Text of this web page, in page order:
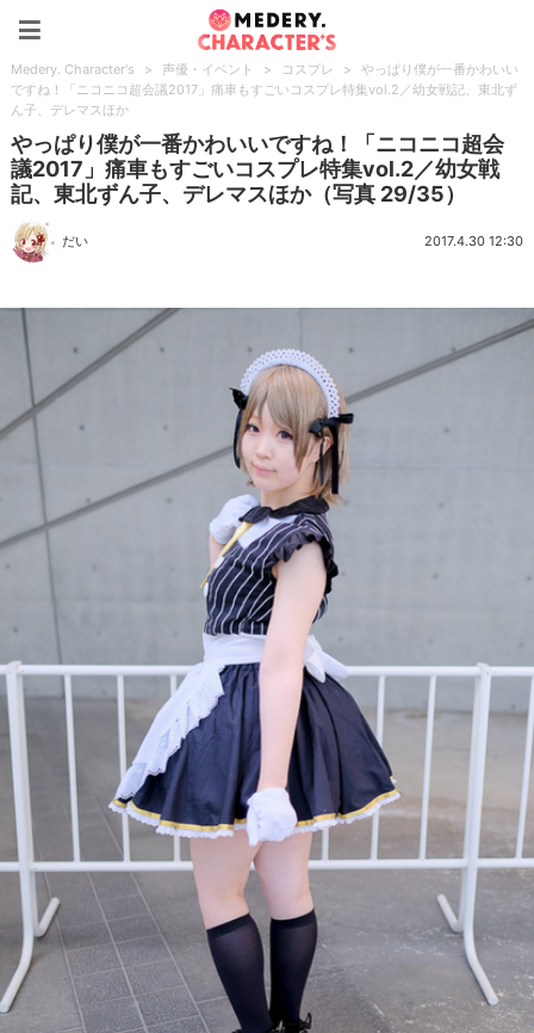
Medery. Character's > 声優・イベント > コスプレ >
やっぱり僕が一番かわいい
ですね！「ニコニコ超会議2017」痛車もすごいコスプレ特集vol.2／幼女戦記、東北ず
ん子、デレマスほか
やっぱり僕が一番かわいいですね！「ニコニコ超会
議2017」痛車もすごいコスプレ特集vol.2／幼女戦
記、東北ずん子、デレマスほか（写真 29/35）
だい 2017.4.30 12:30